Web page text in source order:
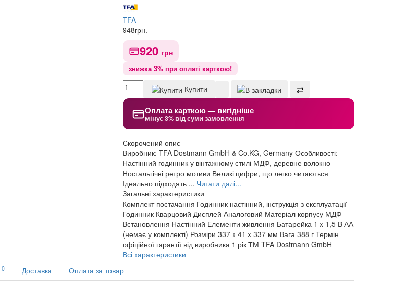
TFA
948грн.
920 грн
знижка 3% при оплаті карткою!
Купити
Оплата карткою — вигідніше
мінус 3% від суми замовлення
Скорочений опис
Виробник: TFA Dostmann GmbH & Co.KG, Germany Особливості:
Настінний годинник у вінтажному стилі МДФ, деревне волокно
Ностальгічні ретро мотиви Великі цифри, що легко читаються
Ідеально підходять ... Читати далі...
Загальні характеристики
Комплект постачання Годинник настінний, інструкція з експлуатації
Годинник Кварцовий Дисплей Аналоговий Матеріал корпусу МДФ
Встановлення Настінний Елементи живлення Батарейка 1 x 1,5 В АА
(немає у комплекті) Розміри 337 x 41 x 337 мм Вага 388 г Термін
офіційної гарантії від виробника 1 рік ТМ TFA Dostmann GmbH
Всі характеристики
0 Доставка Оплата за товар